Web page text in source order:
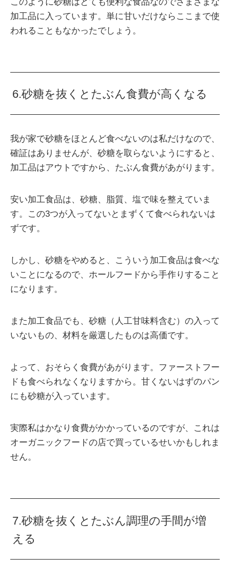
加工品に入っています。単に甘いだけならここまで使
われることもなかったでしょう。
6.砂糖を抜くとたぶん食費が高くなる
我が家で砂糖をほとんど食べないのは私だけなので、
確証はありませんが、砂糖を取らないようにすると、
加工品はアウトですから、たぶん食費があがります。
安い加工食品は、砂糖、脂質、塩で味を整えていま
す。この3つが入ってないとまずくて食べられないは
ずです。
しかし、砂糖をやめると、こういう加工食品は食べな
いことになるので、ホールフードから手作りすること
になります。
また加工食品でも、砂糖（人工甘味料含む）の入って
いないもの、材料を厳選したものは高価です。
よって、おそらく食費があがります。ファーストフー
ドも食べられなくなりますから。甘くないはずのパン
にも砂糖が入っています。
実際私はかなり食費がかかっているのですが、これは
オーガニックフードの店で買っているせいかもしれま
せん。
7.砂糖を抜くとたぶん調理の手間が増
える